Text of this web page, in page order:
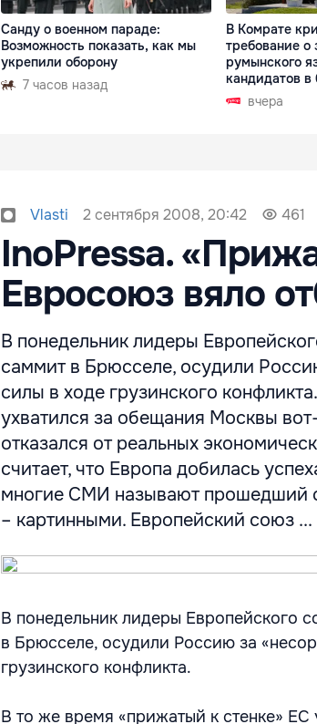
Санду о военном параде:
Возможность показать, как мы
укрепили оборону
7 часов назад
В Комрате
требование о
румынского
кандидатов
вчера
Vlasti 2 сентября 2008, 20:42 461
InoPressa.
Евросоюз вяло
В понедельник лидеры
саммит в Брюсселе, осудили
силы в ходе грузинского
ухватился за обещания Москвы
отказался от реальных
считает, что Европа добилась
многие СМИ называют прошедший
– картинными. Европейский союз ...
В понедельник лидеры Европейского
в Брюсселе, осудили Россию за
грузинского конфликта.
В то же время «прижатый к стенке»